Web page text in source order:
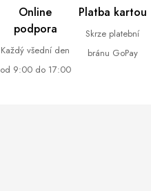
Online
podpora
Každý všední den
od 9:00 do 17:00
Platba kartou
Skrze platební
bránu GoPay